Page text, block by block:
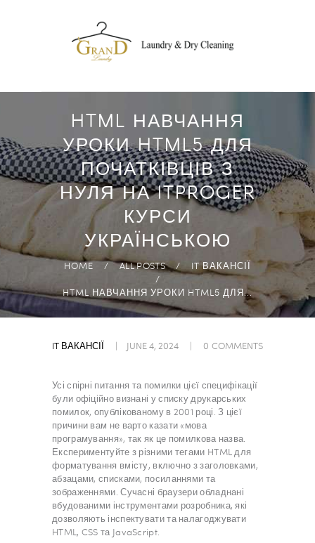
HTML НАВЧАННЯ
УРОКИ HTML5 ДЛЯ
ПОЧАТКІВЦІВ З
НУЛЯ НА ITPROGER
КУРСИ
УКРАЇНСЬКОЮ
HOME ALL POSTS IT ВАКАНСІЇ
HTML НАВЧАННЯ УРОКИ HTML5 ДЛЯ...
LAUNDRY
FREE PICK-UP AND
PRODUCTS
FAST & HIGH
QUALITY
ANYWHERE IN
ABUDHABI
IT ВАКАНСІЇ JUNE 4, 2024 0 COMMENTS
Усі спірні питання та помилки цієї специфікації
були офіційно визнані у списку друкарських
помилок, опублікованому в 2001 році. З цієї
причини вам не варто казати «мова
програмування», так як це помилкова назва.
Експериментуйте з різними тегами HTML для
форматування вмісту, включно з заголовками,
абзацами, списками, посиланнями та
зображеннями. Сучасні браузери обладнані
вбудованими інструментами розробника, які
дозволяють інспектувати та налагоджувати
HTML, CSS та JavaScript.